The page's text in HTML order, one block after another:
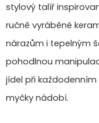
stylový talíř
ručně vyráběné
nárazům i tepelným
pohodlnou
jídel při
myčky nádobí.